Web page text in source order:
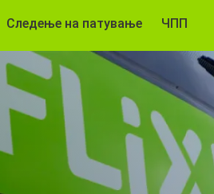
Следење на патување ЧПП